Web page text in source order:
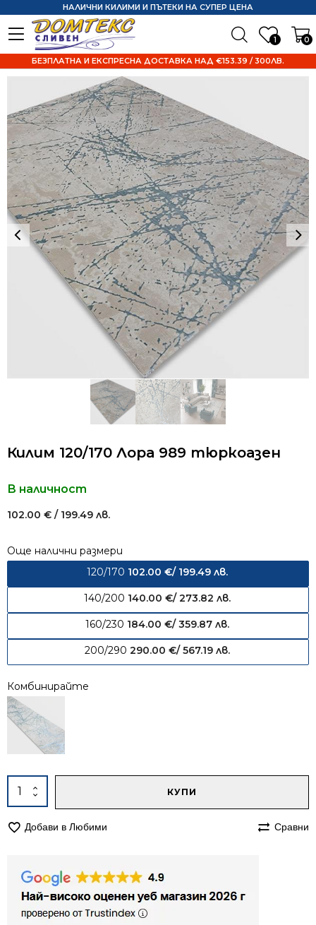
1 0
НАЛИЧНИ КИЛИМИ И ПЪТЕКИ НА СУПЕР ЦЕНА
БЕЗПЛАТНА И ЕКСПРЕСНА ДОСТАВКА НАД €153.39 / 300ЛВ.
Килим 120/170 Лора 989 тюркоазен
В наличност
102.00 € / 199.49 лв.
Още налични размери
120/170 102.00 €/ 199.49 лв.
140/200 140.00 €/ 273.82 лв.
160/230 184.00 €/ 359.87 лв.
200/290 290.00 €/ 567.19 лв.
Комбинирайте
количество
за
120/170
тюркоазен
КУПИ
Добави в Любими Сравни